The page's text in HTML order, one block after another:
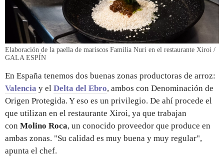
Elaboración de la paella de mariscos Familia Nuri en el restaurante Xiroi /
GALA ESPÍN
En España tenemos dos buenas zonas productoras de arroz:
Valencia y el Delta del Ebro, ambos con Denominación de
Origen Protegida. Y eso es un privilegio. De ahí procede el
que utilizan en el restaurante Xiroi, ya que trabajan
con Molino Roca, un conocido proveedor que produce en
ambas zonas. "Su calidad es muy buena y muy regular",
apunta el chef.